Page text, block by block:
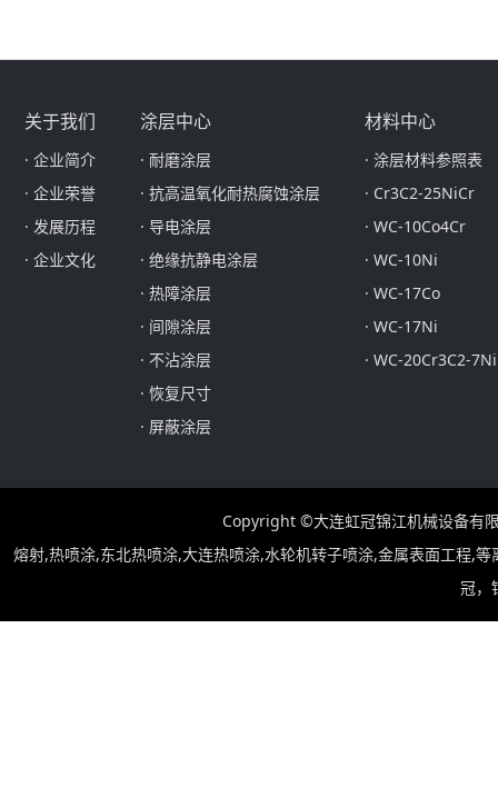
关于我们
· 企业简介
· 企业荣誉
· 发展历程
· 企业文化
涂层中心
· 耐磨涂层
· 抗高温氧化耐热腐蚀涂层
· 导电涂层
· 绝缘抗静电涂层
· 热障涂层
· 间隙涂层
· 不沾涂层
· 恢复尺寸
· 屏蔽涂层
材料中心
· 涂层材料参照表
· Cr3C2-25NiCr
· WC-10Co4Cr
· WC-10Ni
· WC-17Co
· WC-17Ni
· WC-20Cr3C2-7Ni
Copyright ©大连虹冠锦江机械设
熔射,热喷涂,东北热喷涂,大连热喷涂,水轮机转子喷涂,金属表面工程,
冠，